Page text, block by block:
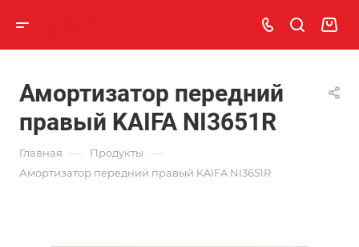
Амортизатор передний
правый KAIFA NI3651R
Главная — Продукты —
Амортизатор передний правый KAIFA NI3651R